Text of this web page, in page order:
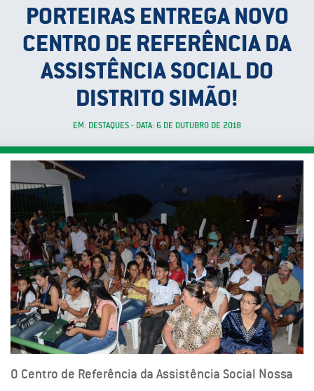
PORTEIRAS ENTREGA NOVO
CENTRO DE REFERÊNCIA DA
ASSISTÊNCIA SOCIAL DO
DISTRITO SIMÃO!
EM: DESTAQUES - DATA: 6 DE OUTUBRO DE 2018
O Centro de Referência da Assistência Social Nossa